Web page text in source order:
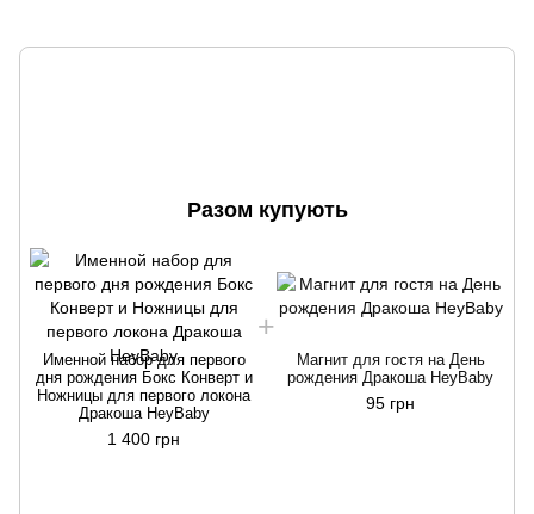
Разом купують
Именной набор для первого
дня рождения Бокс Конверт и
Ножницы для первого локона
Дракоша HeyBaby
1 400 грн
Магнит для гостя на День
рождения Дракоша HeyBaby
95 грн